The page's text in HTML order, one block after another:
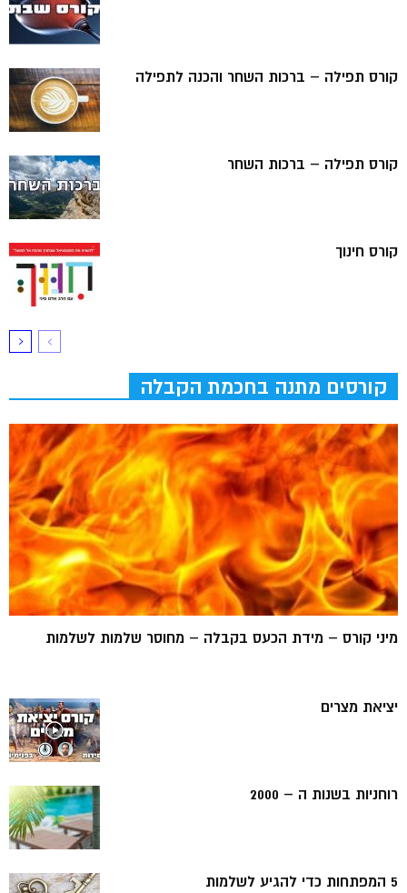
קורס תפילה – ברכות השחר והכנה לתפילה
קורס תפילה – ברכות השחר
קורס חינוך
קורסים מתנה בחכמת הקבלה
מיני קורס – מידת הכעס בקבלה – מחוסר שלמות לשלמות
יציאת מצרים
רוחניות בשנות ה – 2000
5 המפתחות כדי להגיע לשלמות